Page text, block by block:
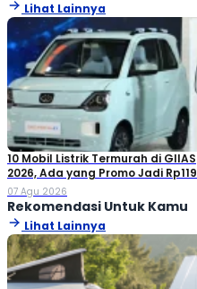
Lihat Lainnya
10 Mobil Listrik Termurah di GIIAS
2026, Ada yang Promo Jadi Rp119
Jutaan!
07 Agu 2026
Rekomendasi Untuk Kamu
Lihat Lainnya